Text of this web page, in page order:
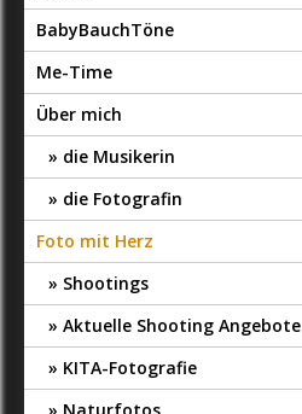
BabyBauchTöne
Me-Time
Über mich
die Musikerin
die Fotografin
Foto mit Herz
Shootings
Aktuelle Shooting Angebote
KITA-Fotografie